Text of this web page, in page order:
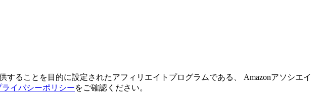
ることを目的に設定されたアフィリエイトプログラムである、 Amazonアソシエイ
ライバシーポリシーをご確認ください。